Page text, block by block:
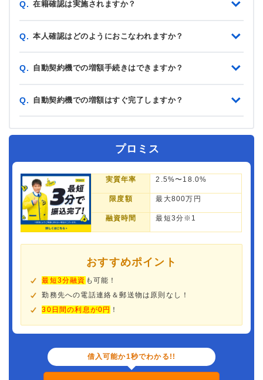
Q. 在籍確認は実施されますか？
Q. 本人確認はどのようにおこなわれますか？
Q. 自動契約機での増額手続きはできますか？
Q. 自動契約機での増額はすぐ完了しますか？
プロミス
実質年率 2.5%〜18.0%
限度額 最大800万円
融資時間 最短3分※1
おすすめポイント
最短3分融資 も可能！
勤務先への電話連絡＆郵送物は原則なし！
30日間の利息が0円 ！
借入可能か1秒でわかる!!